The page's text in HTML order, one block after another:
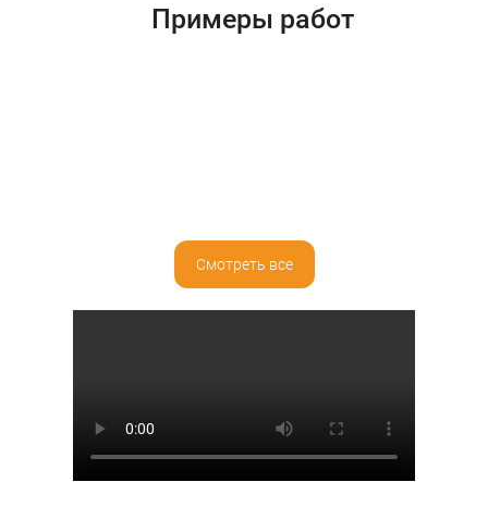
Примеры работ
Смотреть все